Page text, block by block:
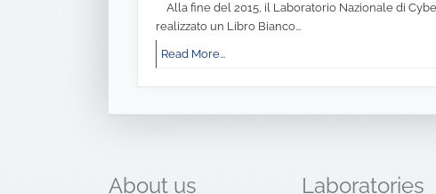
Alla fine del 2015, il Laboratorio Nazionale di
realizzato un Libro Bianco...
Read More...
About us Laboratories